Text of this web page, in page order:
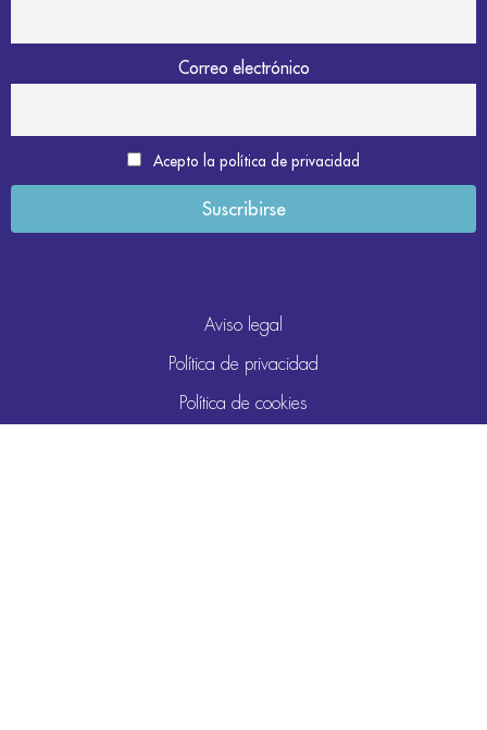
Correo electrónico
Acepto la política de privacidad
Aviso legal
Política de privacidad
Política de cookies